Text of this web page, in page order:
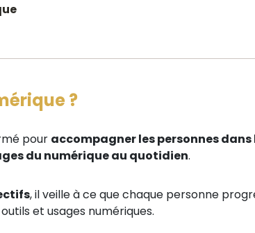
?
pour accompagner les personnes dans
du numérique au quotidien.
, il veille à ce que chaque personne
et usages numériques.